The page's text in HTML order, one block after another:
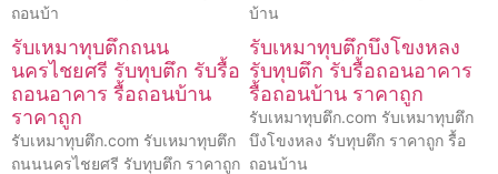
ถอนบ้า
บ้าน
รับเหมาทุบตึกถนน
นครไชยศรี รับทุบตึก รับรื้อ
ถอนอาคาร รื้อถอนบ้าน
ราคาถูก
รับเหมาทุบตึก.com รับเหมาทุบตึก
ถนนนครไชยศรี รับทุบตึก ราคาถูก
รับเหมาทุบตึกบึงโขงหลง
รับทุบตึก รับรื้อถอนอาคาร
รื้อถอนบ้าน ราคาถูก
รับเหมาทุบตึก.com รับเหมาทุบตึก
บึงโขงหลง รับทุบตึก ราคาถูก รื้อ
ถอนบ้าน